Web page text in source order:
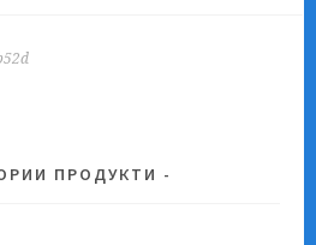
ПРОДУКТИ